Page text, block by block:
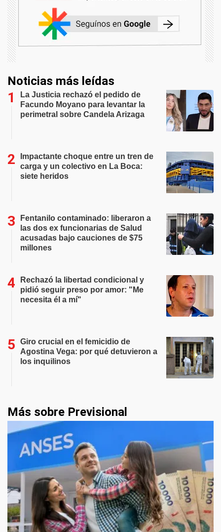
Noticias más leídas
La Justicia rechazó el pedido de
Facundo Moyano para levantar la
perimetral sobre Candela Arizaga
Impactante choque entre un tren de
carga y un colectivo en La Boca:
siete heridos
Fentanilo contaminado: liberaron a
las dos ex funcionarias de Salud
acusadas bajo cauciones de $75
millones
Rechazó la libertad condicional y
pidió seguir preso por amor: "Me
necesita él a mí"
Giro crucial en el femicidio de
Agostina Vega: por qué detuvieron a
los inquilinos
Más sobre Previsional